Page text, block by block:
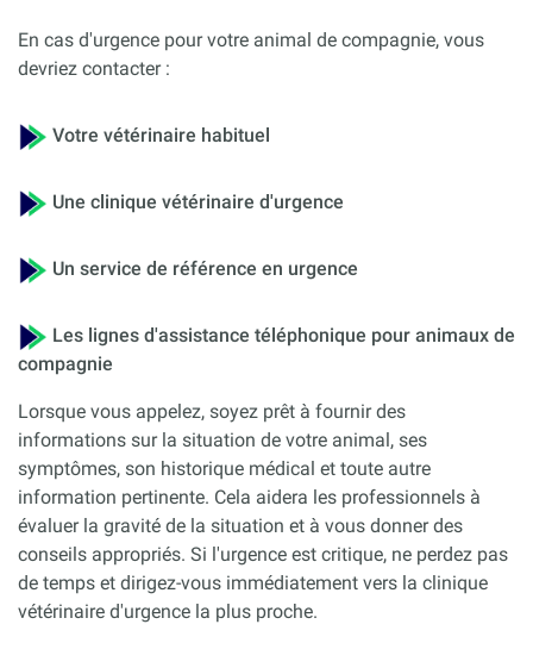
En cas d'urgence pour votre animal de compagnie, vous
devriez contacter :
Votre vétérinaire habituel
Une clinique vétérinaire d'urgence
Un service de référence en urgence
Les lignes d'assistance téléphonique pour animaux de
compagnie
Lorsque vous appelez, soyez prêt à fournir des
informations sur la situation de votre animal, ses
symptômes, son historique médical et toute autre
information pertinente. Cela aidera les professionnels à
évaluer la gravité de la situation et à vous donner des
conseils appropriés. Si l'urgence est critique, ne perdez pas
de temps et dirigez-vous immédiatement vers la clinique
vétérinaire d'urgence la plus proche.